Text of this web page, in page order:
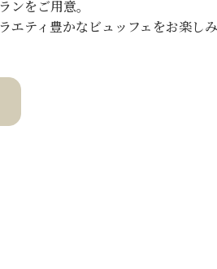
をご用意。
エティ豊かなビュッフェをお楽し